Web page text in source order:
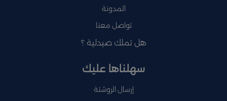
المدونة
تواصل معنا
هل تملك صيدلية ؟
سهلناها عليك
إرسال الروشتة